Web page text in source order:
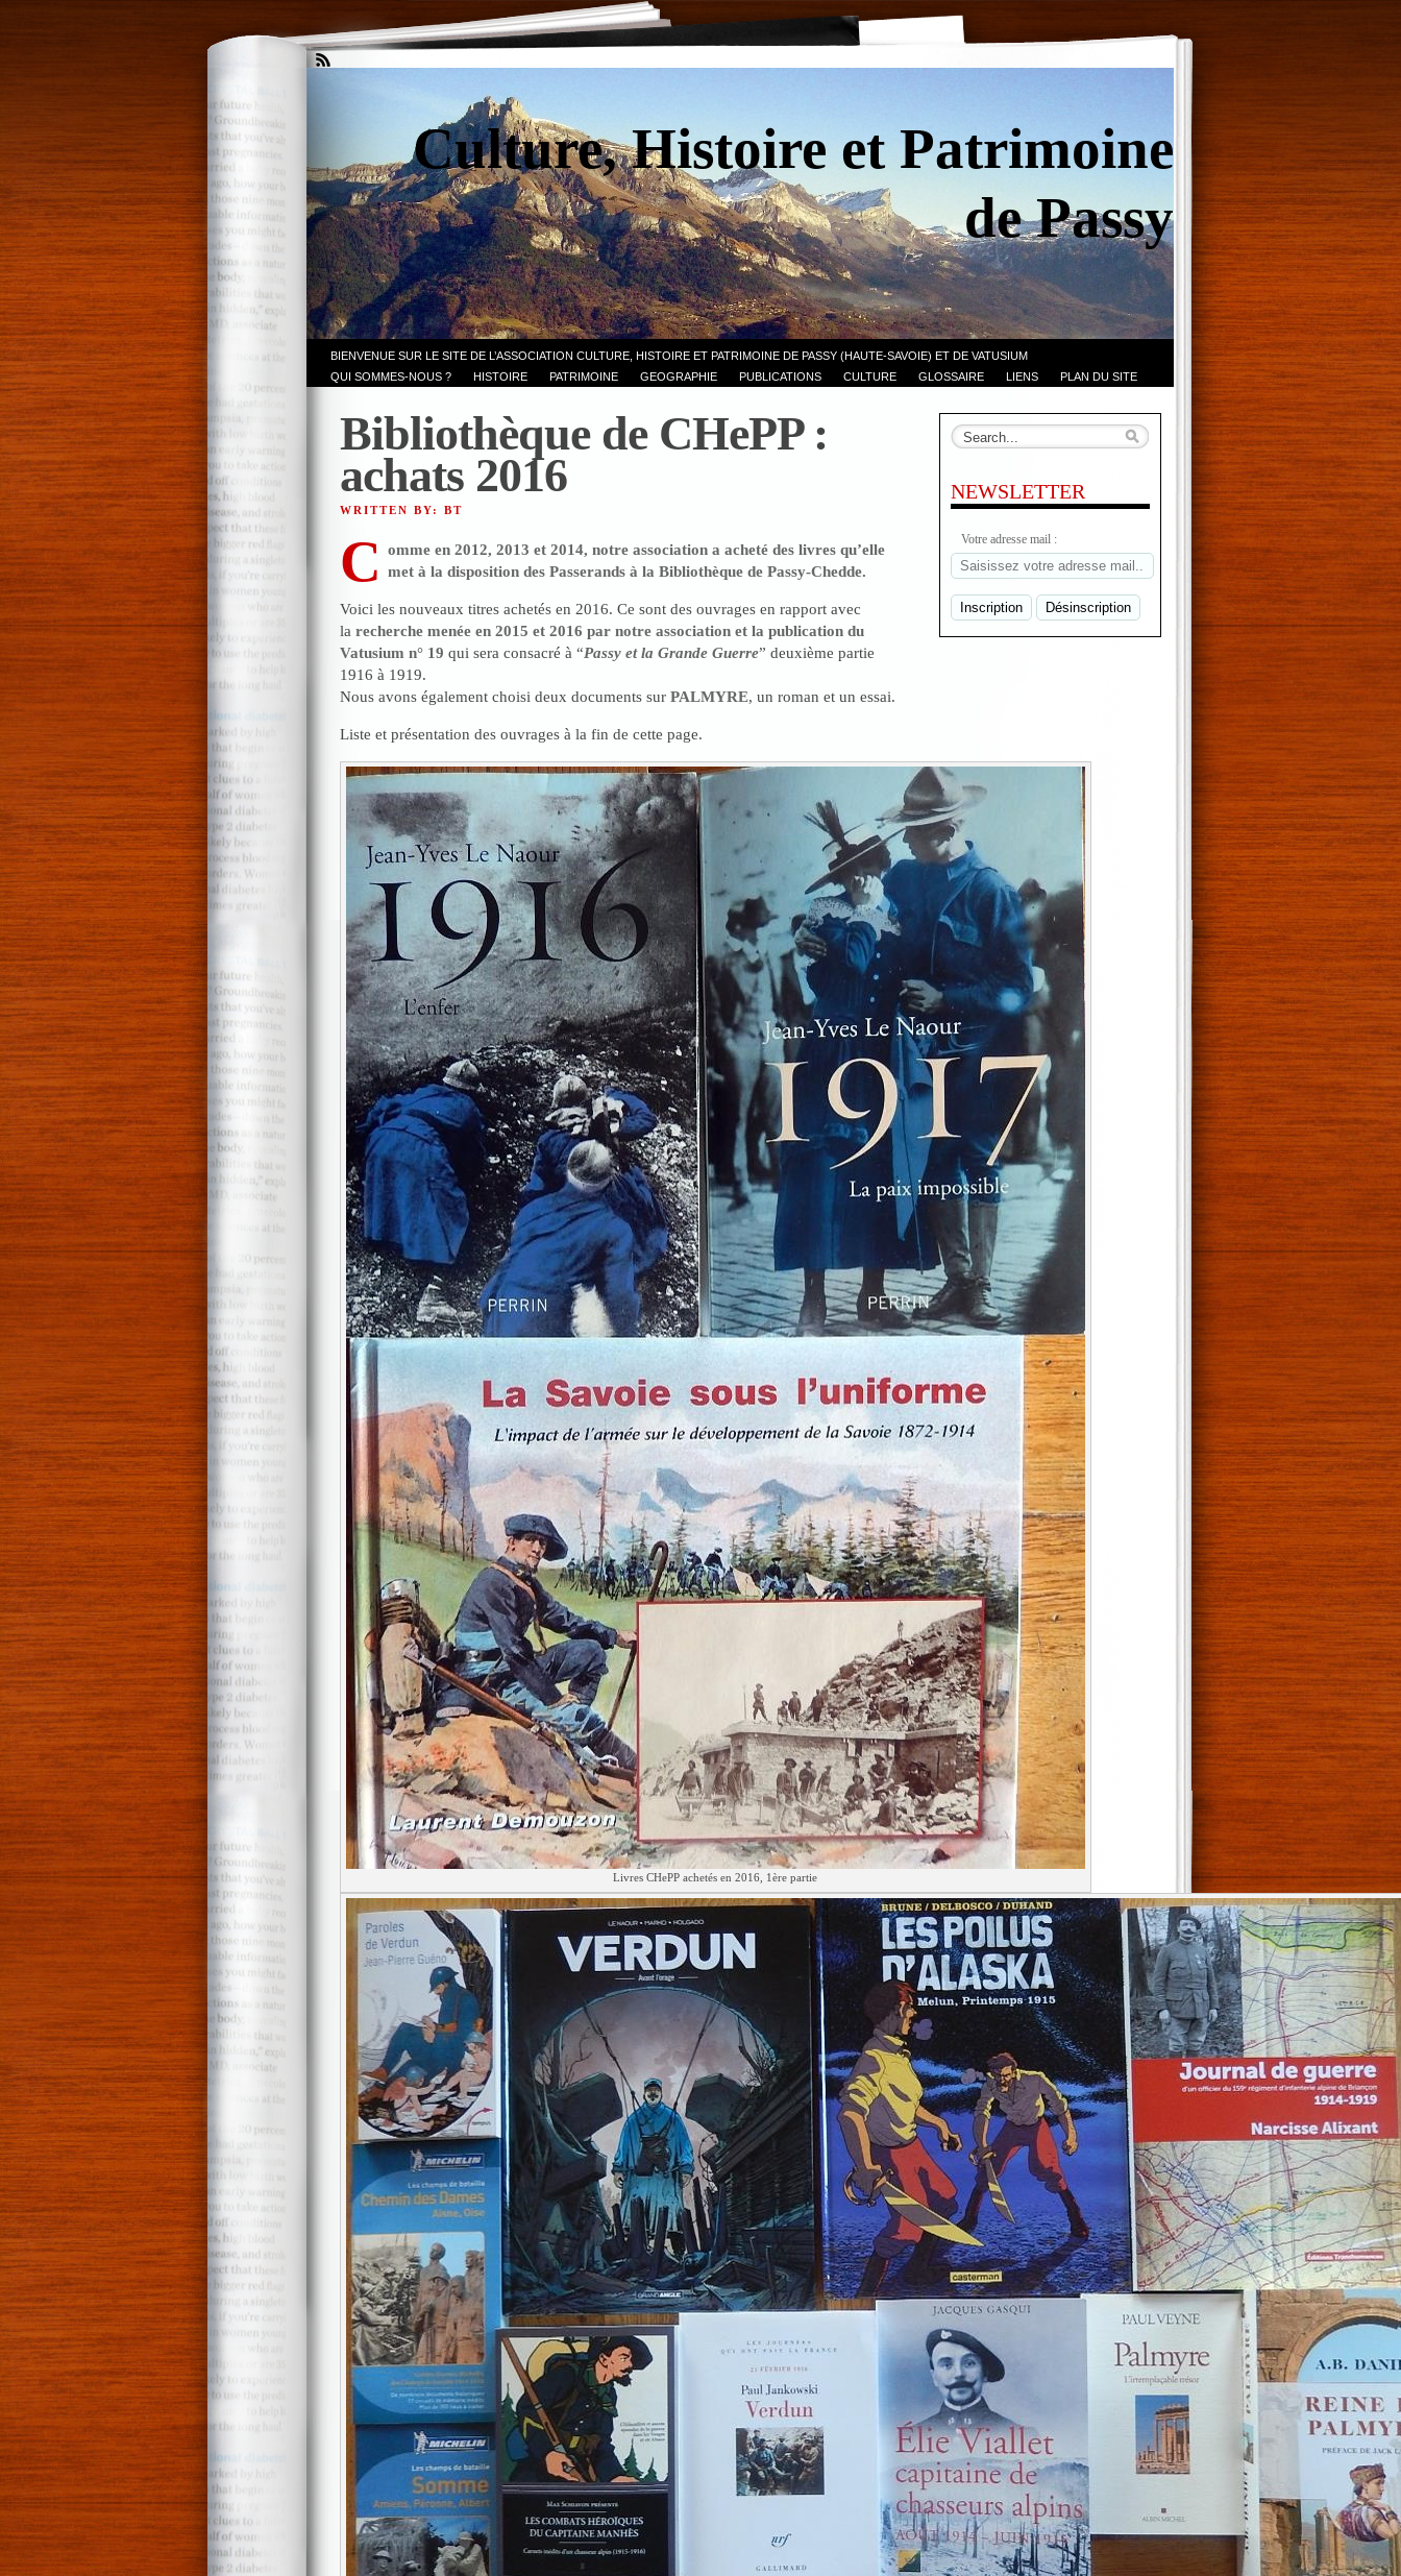
Culture, Histoire et Patrimoine
de Passy
BIENVENUE SUR LE SITE DE L’ASSOCIATION CULTURE, HISTOIRE ET PATRIMOINE DE PASSY (HAUTE-SAVOIE) ET DE VATUSIUM
QUI SOMMES-NOUS ?
HISTOIRE PATRIMOINE GEOGRAPHIE PUBLICATIONS CULTURE GLOSSAIRE LIENS PLAN DU SITE
Bibliothèque de CHePP :
achats 2016
WRITTEN BY: BT
C omme en 2012, 2013 et 2014, notre association a acheté des livres qu’elle
met à la disposition des Passerands à la Bibliothèque de Passy-Chedde.
Voici les nouveaux titres achetés en 2016. Ce sont des ouvrages en rapport avec
la recherche menée en 2015 et 2016 par notre association et la publication du
Vatusium n° 19 qui sera consacré à “Passy et la Grande Guerre” deuxième partie
1916 à 1919.
Nous avons également choisi deux documents sur PALMYRE, un roman et un essai.
Liste et présentation des ouvrages à la fin de cette page.
Livres CHePP achetés en 2016, 1ère partie
NEWSLETTER
Votre adresse mail :